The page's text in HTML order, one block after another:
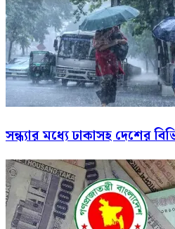
সন্ধ্যার মধ্যে ঢাকাসহ দেশের